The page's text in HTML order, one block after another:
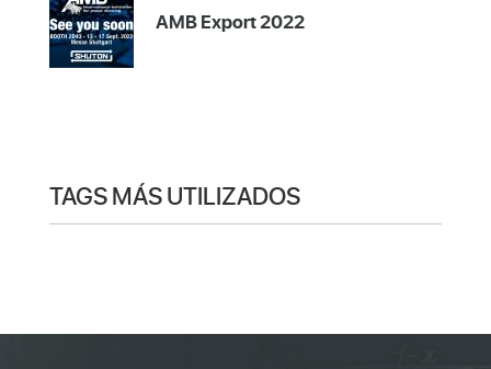
AMB Export 2022
TAGS MÁS UTILIZADOS